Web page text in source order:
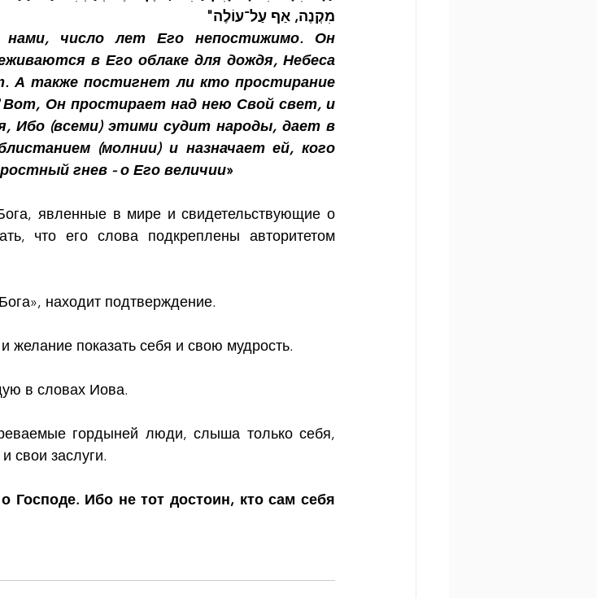
מִקְנֶה, אַף עַל־עוֹלֶה"
нами, число лет Его непостижимо. Он
в Его облаке для дождя, Небеса
А также постигнет ли кто простирание
Он простирает над нею Свой свет, и
Ибо (всеми) этими судит народы, дает в
(молнии) и назначает ей, кого
гнев - о Его величии»
явленные в мире и свидетельствующие о
что его слова подкреплены авторитетом
находит подтверждение.
показать себя и свою мудрость.
в словах Иова.
гордыней люди, слыша только себя,
свои заслуги.
Господе. Ибо не тот достоин, кто сам себя